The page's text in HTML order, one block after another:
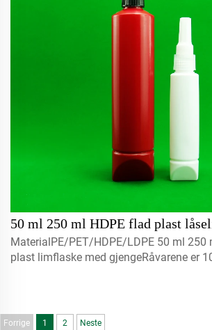
50 ml 250 ml HDPE flad plast
MaterialPE/PET/HDPE/LDPE 50 ml 250
plast limflaske med gjengeRåvarene er
Forrige 1 2 Neste